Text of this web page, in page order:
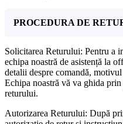
PROCEDURA DE
Solicitarea Returului: Pentru a
echipa noastră de asistență la
detalii despre comandă,
Echipa noastră vă va ghida
returului.
Autorizarea Returului: După